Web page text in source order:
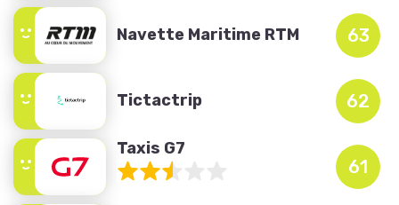
Navette Maritime RTM 63
Tictactrip 62
Taxis G7
61